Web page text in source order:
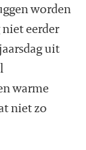
worden
eerder
uit
warme
niet zo